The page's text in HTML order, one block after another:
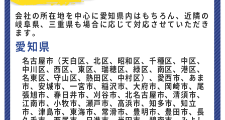
会社の所在地を中心に愛知県内はもちろん、近隣の
岐阜県、三重県も場合に応じて対応させていただき
ます。
愛知県
名古屋市（天白区、北区、昭和区、千種区、中区、
中川区、西区、東区、瑞穂区、緑区、南区、港区、
名東区、守山区、熱田区、中村区）、愛西市、あま
市、安城市、一宮市、稲沢市、大府市、岡崎市、尾
張旭市、春日井市、刈谷市、北名古屋市、清須市、
江南市、小牧市、瀬戸市、高浜市、知多市、知立
市、津島市、東海市、常滑市、豊明市、豊田市、長